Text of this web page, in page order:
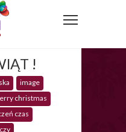
!
image
christmas
czas